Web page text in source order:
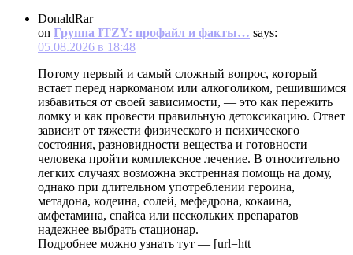
DonaldRar
on Группа ITZY: профайл и факты… says:
05.08.2026 в 18:48
Потому первый и самый сложный вопрос, который
встает перед наркоманом или алкоголиком, решившимся
избавиться от своей зависимости, — это как пережить
ломку и как провести правильную детоксикацию. Ответ
зависит от тяжести физического и психического
состояния, разновидности вещества и готовности
человека пройти комплексное лечение. В относительно
легких случаях возможна экстренная помощь на дому,
однако при длительном употреблении героина,
метадона, кодеина, солей, мефедрона, кокаина,
амфетамина, спайса или нескольких препаратов
надежнее выбрать стационар.
Подробнее можно узнать тут — [url=htt